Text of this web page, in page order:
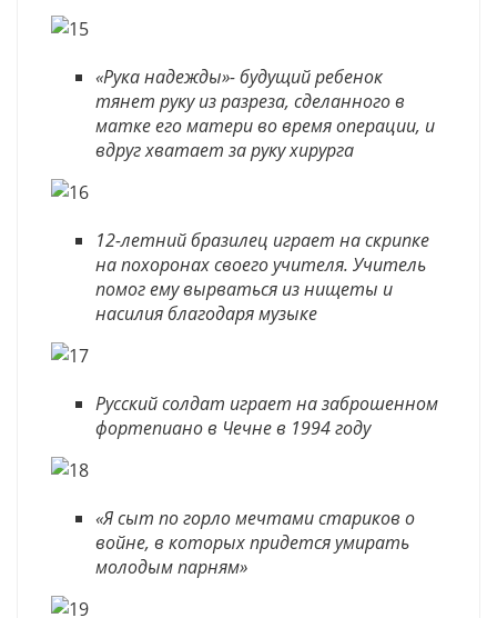
«Рука надежды»- будущий ребенок
тянет руку из разреза, сделанного в
матке его матери во время операции, и
вдруг хватает за руку хирурга
12-летний бразилец играет на скрипке
на похоронах своего учителя. Учитель
помог ему вырваться из нищеты и
насилия благодаря музыке
Русский солдат играет на заброшенном
фортепиано в Чечне в 1994 году
«Я сыт по горло мечтами стариков о
войне, в которых придется умирать
молодым парням»